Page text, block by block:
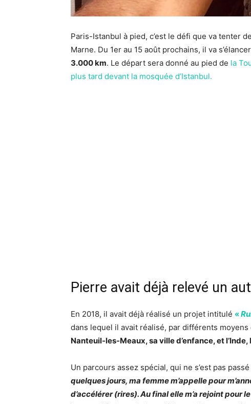
Paris-Istanbul à pied, c’est le défi que va tenter
Marne. Du 1er au 15 août prochains, il va
3.000 km. Le départ sera donné au pied de la
plus tard devant la mosquée d’Istanbul.
Pierre avait déjà relevé un
En 2018, il avait déjà réalisé un projet intitulé «
dans lequel il avait réalisé, par différents
Nanteuil-les-Meaux, sa ville d’enfance, et l’Inde,
Un parcours assez spécial, qui ne s’est pas
quelques jours, ma femme m’appelle pour
d’accélérer (rires). Au final elle m’a rejoint pour